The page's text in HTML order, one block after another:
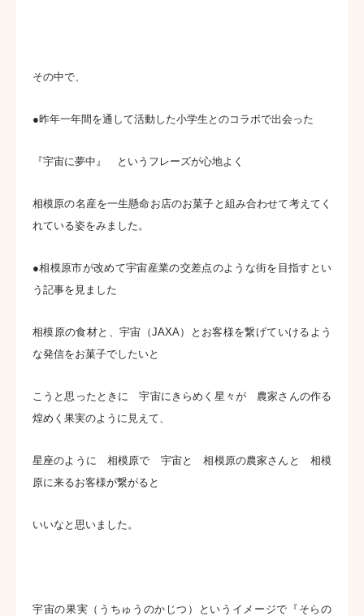
その中で、
●昨年一年間を通して活動した小学生とのコラボで出会った
『宇宙に夢中』 というフレーズが心地よく
相模原の名産を一生懸命お店のお菓子と組み合わせて考えてく
れている姿をみました。
●相模原市が改めて宇宙産業の交差点のような街を目指すとい
う記事を見ました
相模原の食材と、宇宙（JAXA）とお客様を繋げていけるよう
な発信をお菓子でしたいと
こうと思ったときに 宇宙にきらめく星々が 農家さんの作る
煌めく果実のように見えて、
星座のように 相模原で 宇宙と 相模原の農家さんと 相模
原に来るお客様が繋がると
いいなと思いました。
宇宙の果実（うちゅうのかじつ）というイメージで『そらの